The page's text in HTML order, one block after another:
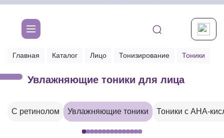
Главная Каталог Лицо Тонизирование Тоники
Увлажняющие тоники для лица
С ретинолом Увлажняющие тоники Тоники с AHA-